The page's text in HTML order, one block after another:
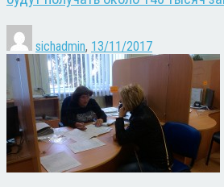
sichadmin, 13/11/2017